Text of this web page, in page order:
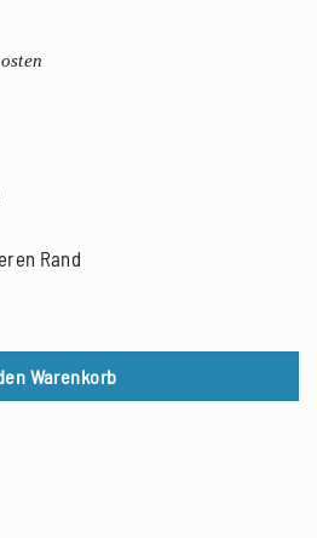
Rand
Warenkorb